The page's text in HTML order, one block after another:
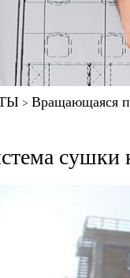
> Вращающаяся
сушки